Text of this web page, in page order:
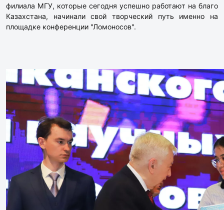
филиала МГУ, которые сегодня успешно работают на благо
Казахстана, начинали свой творческий путь именно на
площадке конференции "Ломоносов".